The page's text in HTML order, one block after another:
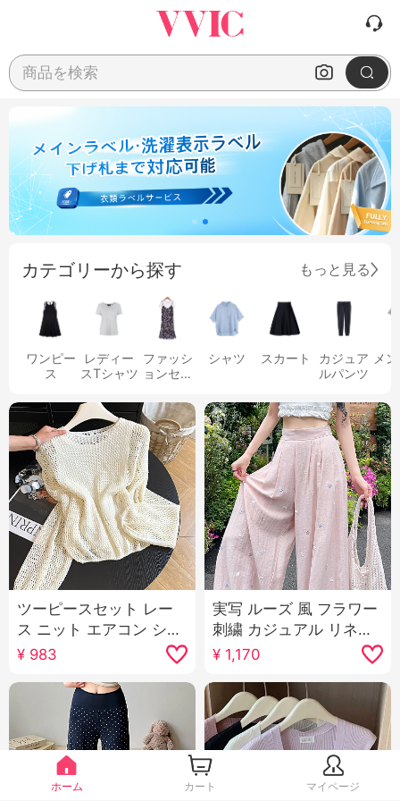
商品を検索
カテゴリーから探す もっと見る
ワンピー
ス
レディー
スTシャツ
ファッシ
ョンセッ
シャツ スカート
カジュア
ルパンツ
メ
ツーピースセット レー
ス ニット エアコン シャ
ツ 女性 新品 韓国 系 着
る かける 秋 薄手 カジュ
アル 長袖 ルーズフィッ
ト トップス
¥ 983
実写 ルーズ 風 フラワー
刺繍 カジュアル リネン
ワイドパンツ女 2025 夏
新品 ルーズフィット ス
リム効果 ストレートパ
ンツ
¥ 1,170
ホーム カート マイページ